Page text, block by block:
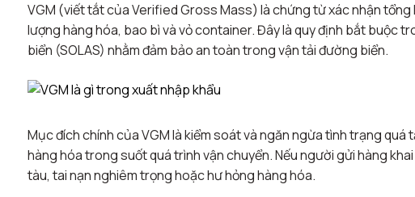
VGM (viết tắt của Verified Gross Mass) là chứng từ xác nhận
lượng hàng hóa, bao bì và vỏ container. Đây là quy định bắt buộc
biển (SOLAS) nhằm đảm bảo an toàn trong vận tải đường biển.
Mục đích chính của VGM là kiểm soát và ngăn ngừa tình trạng
hàng hóa trong suốt quá trình vận chuyển. Nếu người gửi hàng
tàu, tai nạn nghiêm trọng hoặc hư hỏng hàng hóa.